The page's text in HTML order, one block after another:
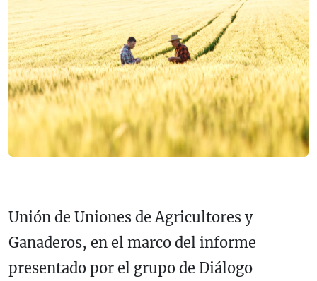
Unión de Uniones de Agricultores y
Ganaderos, en el marco del informe
presentado por el grupo de Diálogo